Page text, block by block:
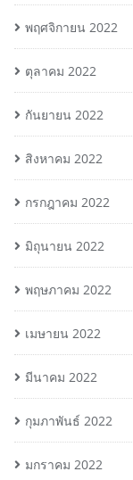
พฤศจิกายน 2022
ตุลาคม 2022
กันยายน 2022
สิงหาคม 2022
กรกฎาคม 2022
มิถุนายน 2022
พฤษภาคม 2022
เมษายน 2022
มีนาคม 2022
กุมภาพันธ์ 2022
มกราคม 2022